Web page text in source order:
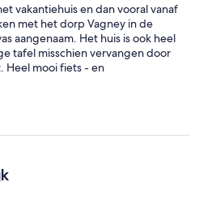
vakantiehuis en dan vooral vanaf
met het dorp Vagney in de
aangenaam. Het huis is ook heel
tafel misschien vervangen door
Heel mooi fiets - en
en gastheer waren erg